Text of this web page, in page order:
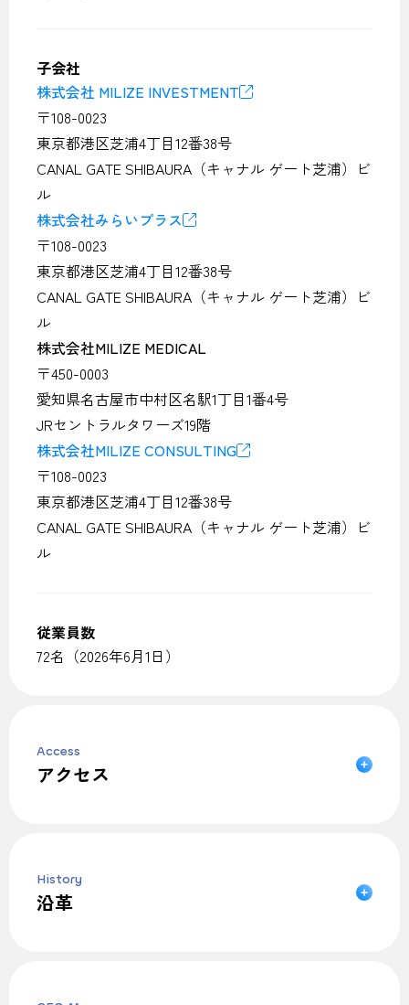
子会社
株式会社 MILIZE INVESTMENT
〒108-0023
東京都港区芝浦4丁目12番38号
CANAL GATE SHIBAURA（キャナル ゲート芝浦）ビ
ル
株式会社みらいプラス
〒108-0023
東京都港区芝浦4丁目12番38号
CANAL GATE SHIBAURA（キャナル ゲート芝浦）ビ
ル
株式会社MILIZE MEDICAL
〒450-0003
愛知県名古屋市中村区名駅1丁目1番4号
JRセントラルタワーズ19階
株式会社MILIZE CONSULTING
〒108-0023
東京都港区芝浦4丁目12番38号
CANAL GATE SHIBAURA（キャナル ゲート芝浦）ビ
ル
従業員数
72名（2026年6月1日）
Access
アクセス
History
沿革